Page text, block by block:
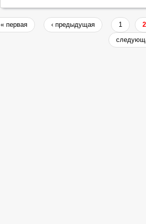
« первая ‹ предыдущая 1
2